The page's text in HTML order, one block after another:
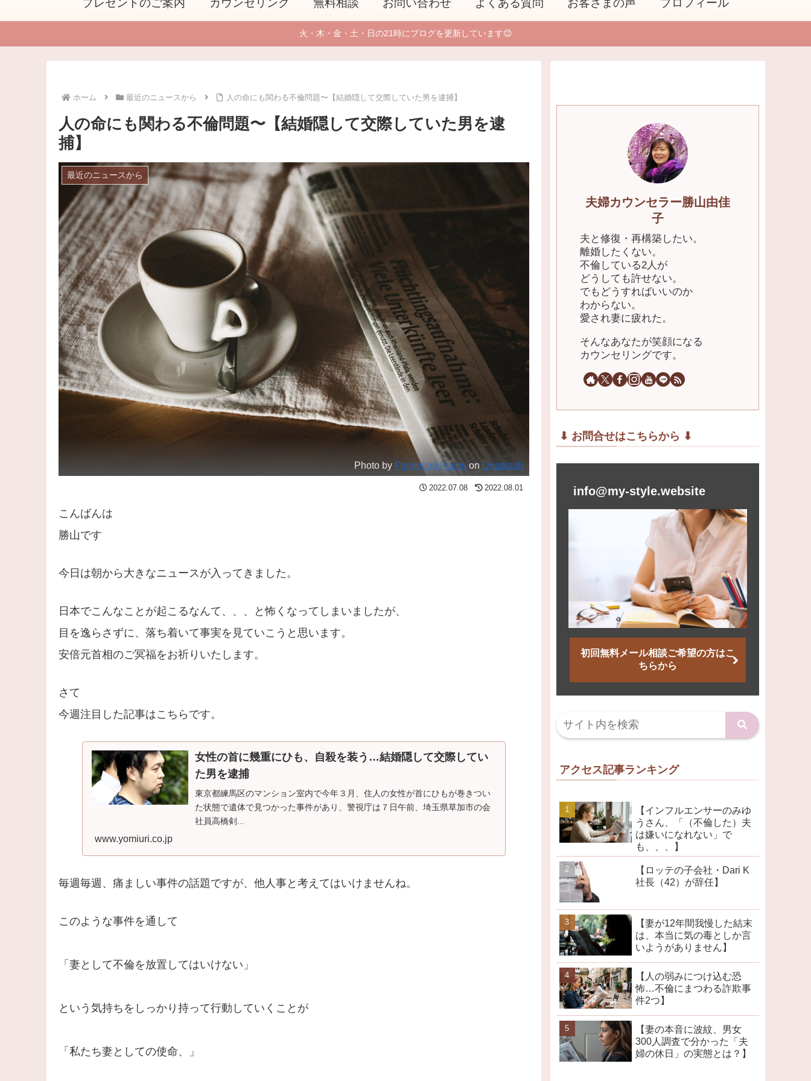
プレゼントのご案内 カウンセリング 無料相談 お問い合わせ よくある質問 お客さまの声 プロフィール
火・木・金・土・日の21時にブログを更新しています😊
ホーム 最近のニュースから 人の命にも関わる不倫問題〜【結婚隠して交際していた男を逮捕】
人の命にも関わる不倫問題〜【結婚隠して交際していた男を逮
捕】
最近のニュースから
Photo by Flemming Fuchson Unsplash
2022.07.08 2022.08.01
こんばんは
勝山です
今日は朝から大きなニュースが入ってきました。
日本でこんなことが起こるなんて、、、と怖くなってしまいましたが、
目を逸らさずに、落ち着いて事実を見ていこうと思います。
安倍元首相のご冥福をお祈りいたします。
さて
今週注目した記事はこちらです。
女性の首に幾重にひも、自殺を装う…結婚隠して交際してい
た男を逮捕
東京都練馬区のマンション室内で今年３月、住人の女性が首にひもが巻きつい
た状態で遺体で見つかった事件があり、警視庁は７日午前、埼玉県草加市の会
社員高橋剣...
www.yomiuri.co.jp
毎週毎週、痛ましい事件の話題ですが、他人事と考えてはいけませんね。
このような事件を通して
「妻として不倫を放置してはいけない」
という気持ちをしっかり持って行動していくことが
「私たち妻としての使命、」
夫婦カウンセラー勝山由佳
子
夫と修復・再構築したい。
離婚したくない。
不倫している2人が
どうしても許せない。
でもどうすればいいのか
わからない。
愛され妻に疲れた。
そんなあなたが笑顔になる
カウンセリングです。
⬇︎ お問合せはこちらから ⬇︎
info@my-style.website
初回無料メール相談ご希望の方はこ
ちらから
アクセス記事ランキング
【インフルエンサーのみゆ
うさん、「（不倫した）夫
は嫌いになれない」で
も、、、】
【ロッテの子会社・Dari K
社長（42）が辞任】
【妻が12年間我慢した結末
は、本当に気の毒としか言
いようがありません】
【人の弱みにつけ込む恐
怖…不倫にまつわる詐欺事
件2つ】
【妻の本音に波紋、男女
300人調査で分かった「夫
婦の休日」の実態とは？】